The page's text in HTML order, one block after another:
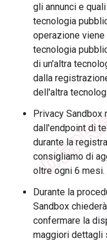
gli annunci e
tecnologia
operazione
tecnologia
di un'altra
dalla
dell'altra
Privacy Sandbox
dall'endpoint di
durante la
consigliamo di
oltre ogni 6 mesi.
Durante la
Sandbox
confermare la
maggiori dettagli